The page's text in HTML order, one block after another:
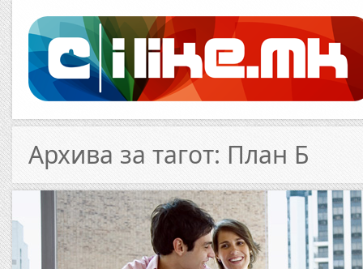
Архива за тагот: План Б